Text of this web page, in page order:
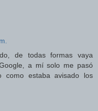
de todas formas vaya
a mí solo me pasó
como estaba avisado los